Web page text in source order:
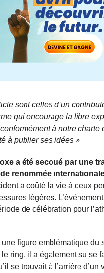
sont celles d’un
qui encourage la libre
à notre charte
à publier ses idées »
a été secoué par une
renommée
a coûté la vie à deux
légères.
de célébration pour
figure emblématique du
ring, il a également su se
se trouvait à l’arrière d’un